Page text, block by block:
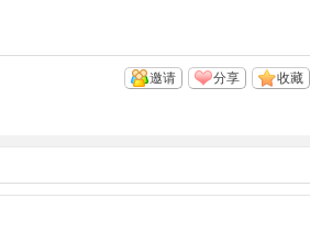
收藏
分享
邀请